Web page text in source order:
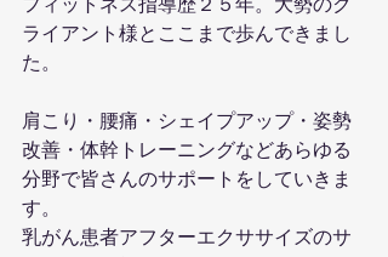
フィットネス指導歴２５年。大勢のク
ライアント様とここまで歩んできまし
た。
肩こり・腰痛・シェイプアップ・姿勢
改善・体幹トレーニングなどあらゆる
分野で皆さんのサポートをしていきま
す。
乳がん患者アフターエクササイズのサ